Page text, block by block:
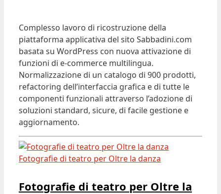
Complesso lavoro di ricostruzione della
piattaforma applicativa del sito Sabbadini.com
basata su WordPress con nuova attivazione di
funzioni di e-commerce multilingua.
Normalizzazione di un catalogo di 900 prodotti,
refactoring dell’interfaccia grafica e di tutte le
componenti funzionali attraverso l’adozione di
soluzioni standard, sicure, di facile gestione e
aggiornamento.
Fotografie di teatro per Oltre la danza
Fotografie di teatro per Oltre la